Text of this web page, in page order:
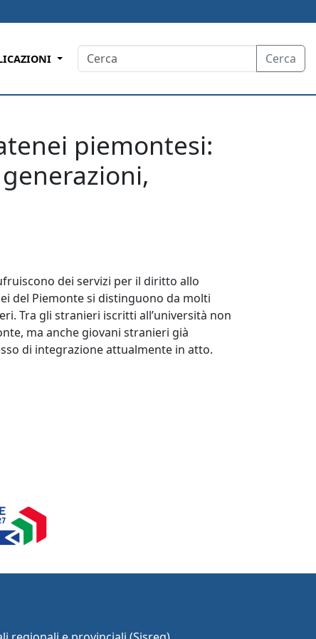
Cerca
piemontesi:
dei servizi per il diritto allo
del Piemonte si distinguono da molti
Tra gli stranieri iscritti all’università non
ma anche giovani stranieri già
di integrazione attualmente in atto.